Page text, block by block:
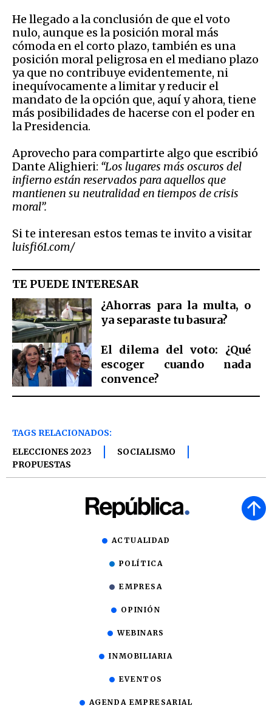
He llegado a la conclusión de que el voto
nulo, aunque es la posición moral más
cómoda en el corto plazo, también es una
posición moral peligrosa en el mediano plazo
ya que no contribuye evidentemente, ni
inequívocamente a limitar y reducir el
mandato de la opción que, aquí y ahora, tiene
más posibilidades de hacerse con el poder en
la Presidencia.
Aprovecho para compartirte algo que escribió
Dante Alighieri: “Los lugares más oscuros del
infierno están reservados para aquellos que
mantienen su neutralidad en tiempos de crisis
moral”.
Si te interesan estos temas te invito a visitar
luisfi61.com/
TE PUEDE INTERESAR
¿Ahorras para la multa, o
ya separaste tu basura?
El dilema del voto: ¿Qué
escoger cuando nada
convence?
TAGS RELACIONADOS:
ELECCIONES 2023
SOCIALISMO
PROPUESTAS
ACTUALIDAD
POLÍTICA
EMPRESA
OPINIÓN
WEBINARS
INMOBILIARIA
EVENTOS
AGENDA EMPRESARIAL